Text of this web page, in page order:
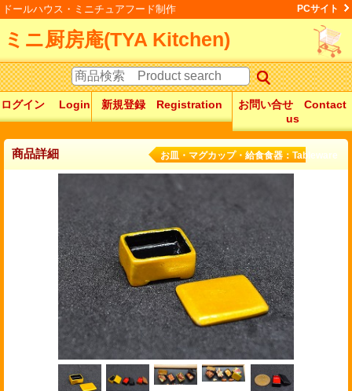
ドールハウス・ミニチュアフード制作 PCサイト
ミニ厨房庵(TYA Kitchen)
ログイン Login 新規登録 Registration
お問い合せ Contact
us
商品詳細 お皿・マグカップ・給食食器：Tableware